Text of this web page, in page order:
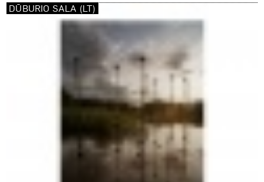
DŪBURIO SALA (LT)